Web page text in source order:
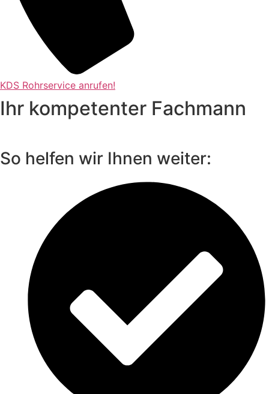
KDS Rohrservice anrufen!
Ihr kompetenter Fachmann
So helfen wir Ihnen weiter: